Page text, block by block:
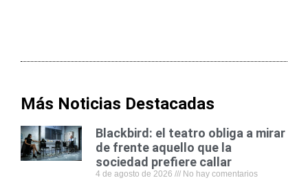
Más Noticias Destacadas
Blackbird: el teatro obliga a mirar
de frente aquello que la
sociedad prefiere callar
4 de agosto de 2026 No hay comentarios